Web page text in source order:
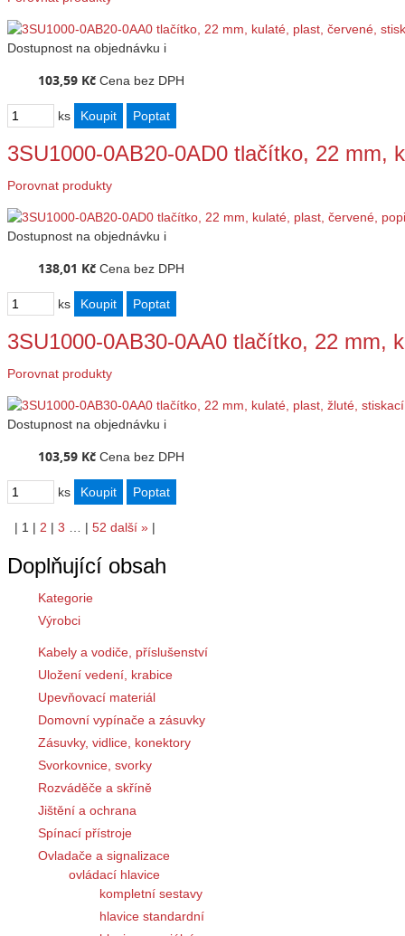
Dostupnost na objednávku i
103,59 Kč Cena bez DPH
ks
3SU1000-0AB20-0AD0 tlačítko, 22 mm,
Porovnat produkty
Dostupnost na objednávku i
138,01 Kč Cena bez DPH
ks
3SU1000-0AB30-0AA0 tlačítko, 22 mm,
Porovnat produkty
Dostupnost na objednávku i
103,59 Kč Cena bez DPH
ks
| 1 | 2 | 3 | 52 další » |
Doplňující obsah
Kategorie
Výrobci
Kabely a vodiče, příslušenství
Uložení vedení, krabice
Upevňovací materiál
Domovní vypínače a zásuvky
Zásuvky, vidlice, konektory
Svorkovnice, svorky
Rozváděče a skříně
Jištění a ochrana
Spínací přístroje
Ovladače a signalizace
ovládací hlavice
kompletní sestavy
hlavice standardní